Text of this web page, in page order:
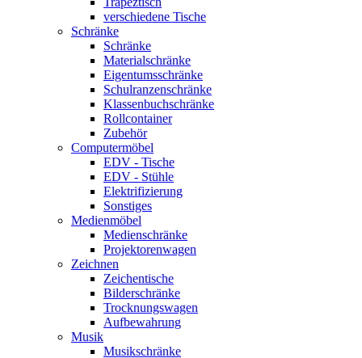
verschiedene Tische
Schränke
Schränke
Materialschränke
Eigentumsschränke
Schulranzenschränke
Klassenbuchschränke
Rollcontainer
Zubehör
Computermöbel
EDV - Tische
EDV - Stühle
Elektrifizierung
Sonstiges
Medienmöbel
Medienschränke
Projektorenwagen
Zeichnen
Zeichentische
Bilderschränke
Trocknungswagen
Aufbewahrung
Musik
Musikschränke